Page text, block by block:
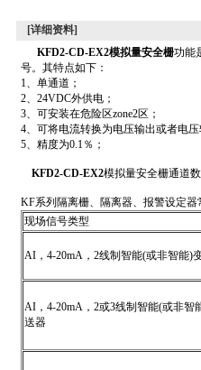
[详细资料]
KFD2-CD-EX2模拟量安全栅功能
号。其特点如下：
1、单通道；
2、24VDC外供电；
3、可安装在危险区zone2区；
4、可将电流转换为电压输出或者电压
5、精度为0.1％；
KFD2-CD-EX2模拟量安全栅通道数
KF系列隔离栅、隔离器、报警设定
现场信号类型
AI，4-20mA，2线制智能(或非智能)
AI，4-20mA，2或3线制智能(或非智
送器